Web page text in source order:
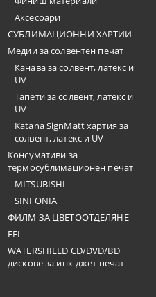
Аксесоари
СУБЛИМАЦИОННИ ХАРТИИ
Медии за солвентен печат
Канава за солвент, латекс и
UV
Тапети за солвент, латекс и
UV
Katana SignMatt хартия за
солвент, латекс и UV
Консумативи за
термосублимационен печат
MITSUBISHI
SINFONIA
ФИЛМ ЗА ЦВЕТООТДЕЛЯНЕ
EFI
WATERSHIELD CD/DVD/BD
дискове за инк-джет печат